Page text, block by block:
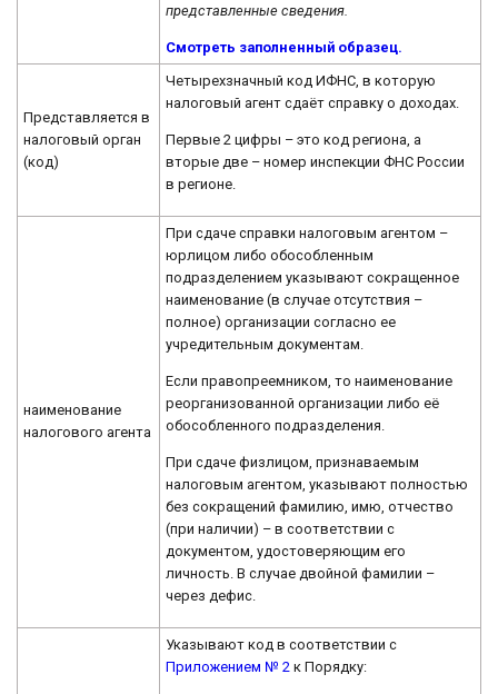
представленные сведения.
Смотреть заполненный образец.
Представляется в
налоговый орган
(код)
Четырехзначный код ИФНС, в которую
налоговый агент сдаёт справку о доходах.
Первые 2 цифры – это код региона, а
вторые две – номер инспекции ФНС России
в регионе.
наименование
налогового агента
При сдаче справки налоговым агентом –
юрлицом либо обособленным
подразделением указывают сокращенное
наименование (в случае отсутствия –
полное) организации согласно ее
учредительным документам.
Если правопреемником, то наименование
реорганизованной организации либо её
обособленного подразделения.
При сдаче физлицом, признаваемым
налоговым агентом, указывают полностью
без сокращений фамилию, имю, отчество
(при наличии) – в соответствии с
документом, удостоверяющим его
личность. В случае двойной фамилии –
через дефис.
Указывают код в соответствии с
Приложением № 2 к Порядку: